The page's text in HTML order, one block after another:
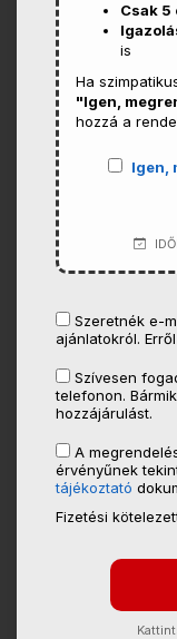
Csak 5
is
Ha
"Igen,
hozzá a
Igen,
Szeretnék e-
ajánlatokról.
Szívesen
telefonon.
hozzájárulást.
A
érvényűnek
tájékoztató
Fizetési